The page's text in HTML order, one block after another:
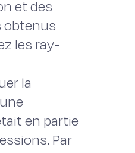
et des
obtenus
les ray-
la
en partie
Par